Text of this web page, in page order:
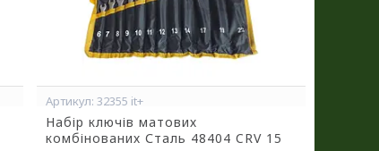
32355 it+
Набір ключів матових
комбінованих Сталь 48404 CRV 15